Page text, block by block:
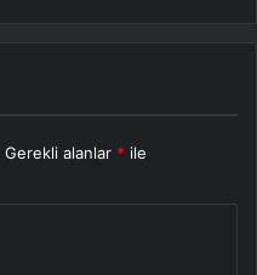
Gerekli alanlar * ile